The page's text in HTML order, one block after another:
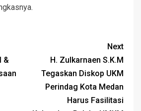
&
Next
H. Zulkarnaen S.K.M
Tegaskan Diskop UKM
Perindag Kota Medan
Harus Fasilitasi